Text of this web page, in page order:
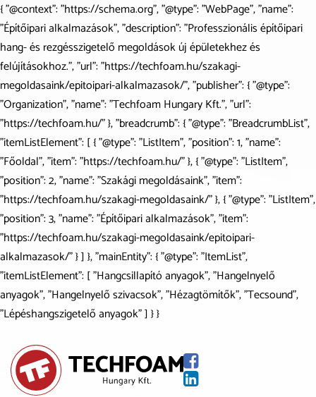
{ "@context": "https://schema.org", "@type": "WebPage", "name":
"Építőipari alkalmazások", "description": "Professzionális építőipari
hang- és rezgésszigetelő megoldások új épületekhez és
felújításokhoz.", "url": "https://techfoam.hu/szakagi-
megoldasaink/epitoipari-alkalmazasok/", "publisher": { "@type":
"Organization", "name": "Techfoam Hungary Kft.", "url":
"https://techfoam.hu/" }, "breadcrumb": { "@type": "BreadcrumbList",
"itemListElement": [ { "@type": "ListItem", "position": 1, "name":
"Főoldal", "item": "https://techfoam.hu/" }, { "@type": "ListItem",
"position": 2, "name": "Szakági megoldásaink", "item":
"https://techfoam.hu/szakagi-megoldasaink/" }, { "@type": "ListItem",
"position": 3, "name": "Építőipari alkalmazások", "item":
"https://techfoam.hu/szakagi-megoldasaink/epitoipari-
alkalmazasok/" } ] }, "mainEntity": { "@type": "ItemList",
"itemListElement": [ "Hangcsillapító anyagok", "Hangelnyelő
anyagok", "Hangelnyelő szivacsok", "Hézagtömítők", "Tecsound",
"Lépéshangszigetelő anyagok" ] } }
Hangszigeteljen az új
lakásfelújítási támogatással!
Mi megtervezzük, legyártjuk
és beépítjük!